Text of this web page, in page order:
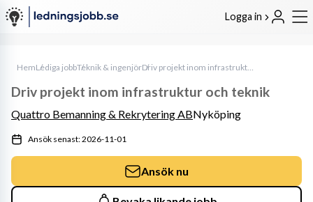
Logga in
HemLediga jobbTeknik & ingenjör Driv projekt inom infrastruktur och teknik
Driv projekt inom infrastruktur och teknik
Quattro Bemanning & Rekrytering ABNyköping
Ansök senast: 2026-11-01
Ansök nu